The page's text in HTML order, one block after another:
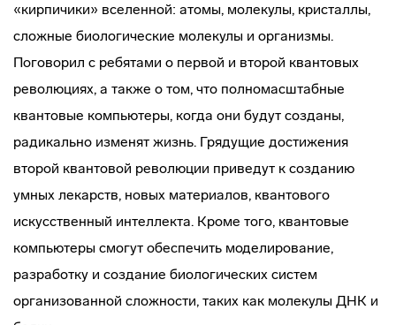
«кирпичики» вселенной: атомы, молекулы, кристаллы,
сложные биологические молекулы и организмы.
Поговорил с ребятами о первой и второй квантовых
революциях, а также о том, что полномасштабные
квантовые компьютеры, когда они будут созданы,
радикально изменят жизнь. Грядущие достижения
второй квантовой революции приведут к созданию
умных лекарств, новых материалов, квантового
искусственный интеллекта. Кроме того, квантовые
компьютеры смогут обеспечить моделирование,
разработку и создание биологических систем
организованной сложности, таких как молекулы ДНК и